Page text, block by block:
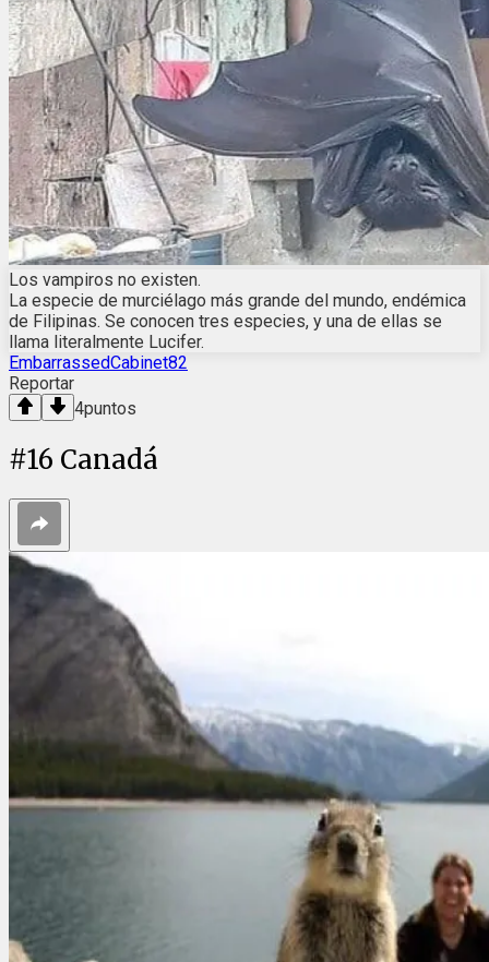
Los vampiros no existen.
La especie de murciélago más grande del mundo, endémica
de Filipinas. Se conocen tres especies, y una de ellas se
llama literalmente Lucifer.
EmbarrassedCabinet82
Reportar
4puntos
#16 Canadá